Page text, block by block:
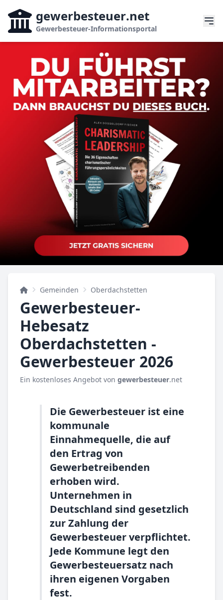
gewerbesteuer.net
Gewerbesteuer-Informationsportal
Gemeinden Oberdachstetten
Gewerbesteuer-
Hebesatz
Oberdachstetten -
Gewerbesteuer 2026
Ein kostenloses Angebot von gewerbesteuer.net
Die Gewerbesteuer ist eine
kommunale
Einnahmequelle, die auf
den Ertrag von
Gewerbetreibenden
erhoben wird.
Unternehmen in
Deutschland sind gesetzlich
zur Zahlung der
Gewerbesteuer verpflichtet.
Jede Kommune legt den
Gewerbesteuersatz nach
ihren eigenen Vorgaben
fest.